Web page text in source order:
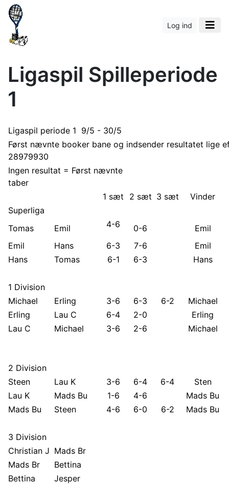
Log ind
Ligaspil Spilleperiode
1
Ligaspil periode 1 9/5 - 30/5
Først nævnte booker bane og indsender resultatet lige
28979930
Ingen resultat = Først nævnte
taber
1 sæt
2 sæt 3 sæt
Vinder
Superliga
Tomas
Emil 4-6 0-6
Emil
Emil
Hans 6-3 7-6
Emil
Hans
Tomas 6-1 6-3 Hans
1 Division
Michael
Erling 3-6 6-3 6-2
Michael
Erling
Lau C 6-4 2-0
Erling
Lau C
Michael 3-6 2-6 Michael
2 Division
Steen
Lau K 3-6 6-4 6-4
Sten
Lau K
Mads Bu 1-6 4-6
Mads Bu
Mads Bu
Steen 4-6 6-0 6-2 Mads Bu
3 Division
Christian J Mads Br
Mads Br
Bettina
Bettina
Jesper